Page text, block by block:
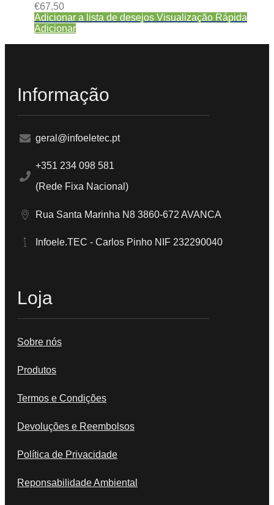
€67,50
Adicionar a lista de desejos Visualização Rápida
Adicionar
Informação
geral@infoeletec.pt
+351 234 098 581
(Rede Fixa Nacional)
Rua Santa Marinha N8 3860-672 AVANCA
Infoele.TEC - Carlos Pinho NIF 232290040
Loja
Sobre nós
Produtos
Termos e Condições
Devoluções e Reembolsos
Política de Privacidade
Reponsabilidade Ambiental